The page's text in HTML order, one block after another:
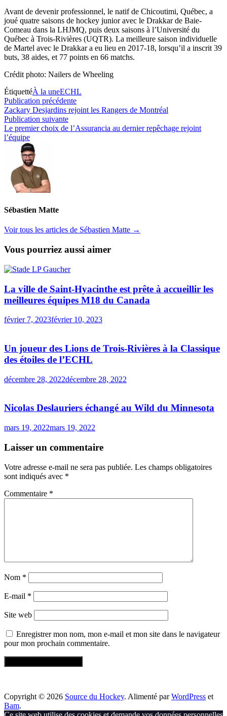
Avant de devenir professionnel, le natif de Chicoutimi, Québec, a
joué quatre saisons de hockey junior avec le Drakkar de Baie-
Comeau dans la LHJMQ, puis deux saisons à l’Université du
Québec à Trois-Rivières (UQTR). La meilleure saison individuelle
de Martel avec le Drakkar a eu lieu en 2017-18, lorsqu’il a inscrit 39
buts, 38 aides, et 77 points en 66 matchs.
Crédit photo: Nailers de Wheeling
ÉtiquettéÀ la uneECHL
Navigation
de
l’article
Publication précédentePublication
précédente :
Zackary Desjardins rejoint les Rangers de Montréal
Publication suivantePublication
suivante :
Le premier choix de l’Assurancia au dernier repêchage rejoint
l’équipe
Sébastien Matte
Voir tous les articles de Sébastien Matte →
Vous pourriez aussi aimer
La ville de Saint-Hyacinthe est prête à accueillir les
meilleures équipes M18 du Canada
février 7, 2023février 10, 2023
Un joueur des Lions de Trois-Rivières à la Classique
des étoiles de l’ECHL
décembre 28, 2022décembre 28, 2022
Nicolas Deslauriers échangé au Wild du Minnesota
mars 19, 2022mars 19, 2022
Laisser un commentaire
Votre adresse e-mail ne sera pas publiée. Les champs obligatoires
sont indiqués avec *
Commentaire *
Nom *
E-mail *
Site web
Enregistrer mon nom, mon e-mail et mon site dans le navigateur
pour mon prochain commentaire.
Copyright © 2026 Source du Hockey. Alimenté parWordPress et
Bam.